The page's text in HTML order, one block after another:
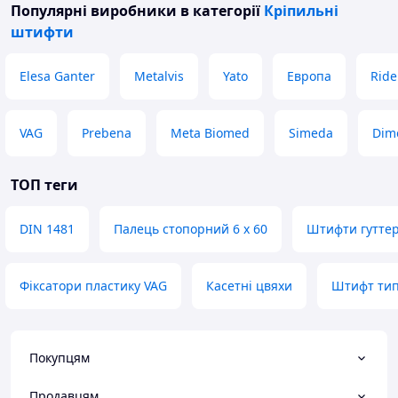
Популярні виробники в категорії Кріпильні
штифти
Elesa Ganter Metalvis Yato Европа
VAG Prebena Meta Biomed Simeda
ТОП теги
DIN 1481 Палець стопорний 6 х 60 Штифти
Фіксатори пластику VAG Касетні цвяхи Штифт
Покупцям